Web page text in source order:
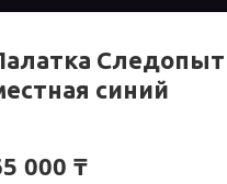
синий
000 ₸